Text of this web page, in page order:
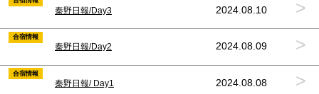
秦野日報/Day3 2024.08.10 >
合宿情報
秦野日報/Day2 2024.08.09 >
合宿情報
秦野日報/ Day1 2024.08.08 >